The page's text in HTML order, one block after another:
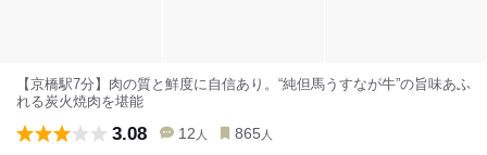
【京橋駅7分】肉の質と鮮度に自信あり。“純但馬うすなが牛”の旨味あふ
れる炭火焼肉を堪能
3.08 12 人 865 人